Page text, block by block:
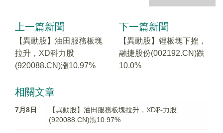
上一篇新聞
【異動股】油田服務板塊
拉升，XD科力股
(920088.CN)漲10.97%
下一篇新聞
【異動股】锂板塊下挫，
融捷股份(002192.CN)跌
10.0%
相關文章
7月8日
【異動股】油田服務板塊拉升，XD科力股
(920088.CN)漲10.97%